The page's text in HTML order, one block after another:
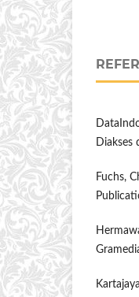
Diakses
Fuchs,